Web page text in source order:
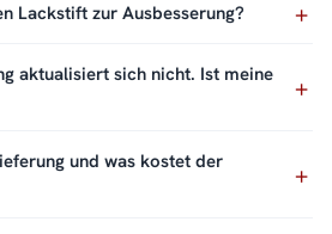
Lackstift zur Ausbesserung?
aktualisiert sich nicht. Ist meine
und was kostet der